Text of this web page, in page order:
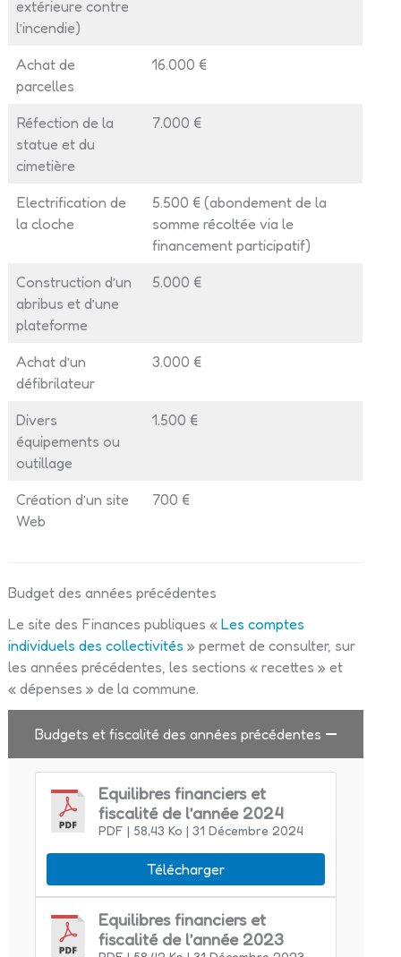
extérieure contre
l’incendie)
Achat de
parcelles
16.000 €
Réfection de la
statue et du
cimetière
7.000 €
Electrification de
la cloche
5.500 € (abondement de la
somme récoltée via le
financement participatif)
Construction d’un
abribus et d’une
plateforme
5.000 €
Achat d’un
défibrilateur
3.000 €
Divers
équipements ou
outillage
1.500 €
Création d’un site
Web
700 €
Budget des années précédentes
Le site des Finances publiques « Les comptes
individuels des collectivités » permet de consulter, sur
les années précédentes, les sections « recettes » et
« dépenses » de la commune.
Budgets et fiscalité des années précédentes
Equilibres financiers et
fiscalité de l’année 2024
PDF | 58,43 Ko | 31 Décembre 2024
Télécharger
Equilibres financiers et
fiscalité de l’année 2023